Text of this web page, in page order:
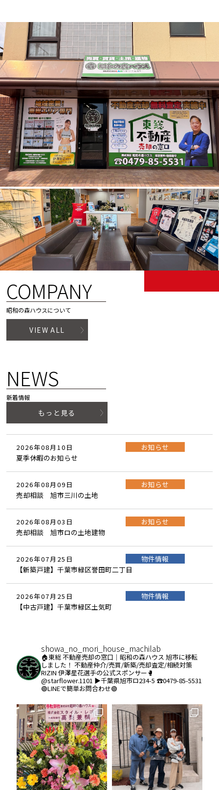
COMPANY
昭和の森ハウスについて
VIEW ALL
NEWS
新着情報
もっと見る
2026年08月10日
お知らせ
夏季休暇のお知らせ
2026年08月09日
お知らせ
売却相談 旭市三川の土地
2026年08月03日
お知らせ
売却相談 旭市ロの土地建物
2026年07月25日
物件情報
【新築戸建】千葉市緑区誉田町二丁目
2026年07月25日
物件情報
【中古戸建】千葉市緑区土気町
showa_no_mori_house_machilab
🏠東総 不動産売却の窓口｜昭和の森ハウス 旭市に移転
しました！ 不動産仲介/売買/新築/売却査定/相続対策
RIZIN 伊澤星花選手の公式スポンサー🥊
@starflower.1101 ▶︎千葉県旭市ロ234-5 ☎️0479-85-5531
🟢LINEで簡単お問合わせ🟢